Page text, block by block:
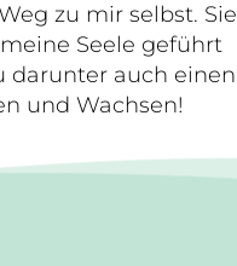
zu mir selbst. Sie
Seele geführt
darunter auch einen
und Wachsen!